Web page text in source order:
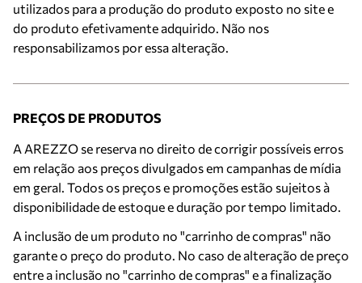
utilizados para a produção do produto exposto no site e
do produto efetivamente adquirido. Não nos
responsabilizamos por essa alteração.
PREÇOS DE PRODUTOS
A AREZZO se reserva no direito de corrigir possíveis erros
em relação aos preços divulgados em campanhas de mídia
em geral. Todos os preços e promoções estão sujeitos à
disponibilidade de estoque e duração por tempo limitado.
A inclusão de um produto no "carrinho de compras" não
garante o preço do produto. No caso de alteração de preço
entre a inclusão no "carrinho de compras" e a finalização